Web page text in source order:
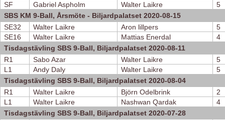
SF
Gabriel Aspholm Walter Laikre
5
SBS KM 9-Ball, Årsmöte - Biljardpalatset 2020-08-15
SE32
Walter Laikre Aron lillpers
5
SE16
Walter Laikre Mattias Enerdal
4
Tisdagstävling SBS 9-Ball, Biljardpalatset 2020-08-11
R1
Sabo Azar Walter Laikre
5
L1
Andy Daly Walter Laikre
5
Tisdagstävling SBS 9-Ball, Biljardpalatset 2020-08-04
R1
Walter Laikre Björn Odelbrink
2
L1
Walter Laikre Nashwan Qardak
4
Tisdagstävling SBS 9-Ball, Biljardpalatset 2020-07-28